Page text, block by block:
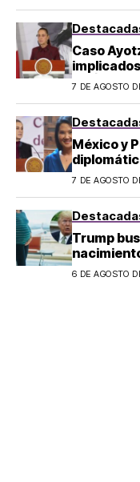
Caso
de Ángel
7 DE AGOSTO
México y
llegada de
7 DE AGOSTO
Trump
¿a quién
6 DE AGOSTO